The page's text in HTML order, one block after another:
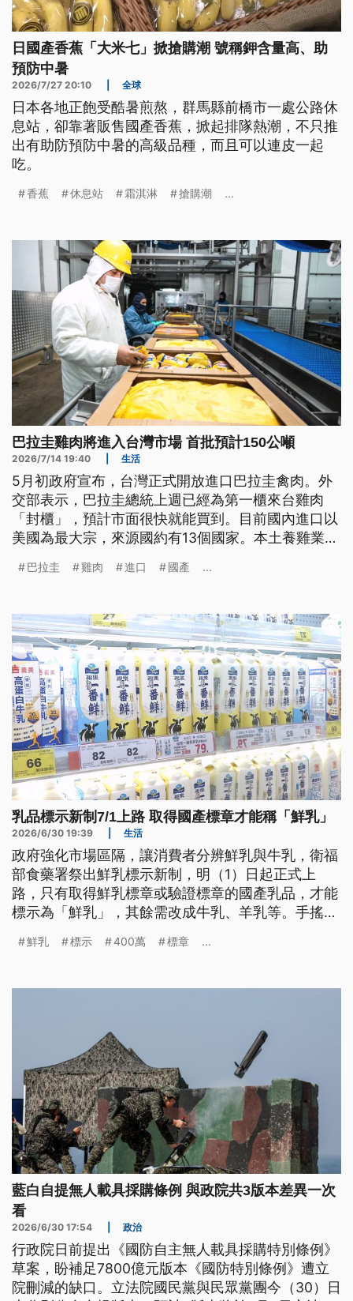
日國產香蕉「大米七」掀搶購潮 號稱鉀含量高、助
預防中暑
2026/7/27 20:10 全球
日本各地正飽受酷暑煎熬，群馬縣前橋市一處公路休
息站，卻靠著販售國產香蕉，掀起排隊熱潮，不只推
出有助防預防中暑的高級品種，而且可以連皮一起
吃。
香蕉 休息站 霜淇淋 搶購潮 ...
巴拉圭雞肉將進入台灣市場 首批預計150公噸
2026/7/14 19:40 生活
5月初政府宣布，台灣正式開放進口巴拉圭禽肉。外
交部表示，巴拉圭總統上週已經為第一櫃來台雞肉
「封櫃」，預計市面很快就能買到。目前國內進口以
美國為最大宗，來源國約有13個國家。本土養雞業者
所區分，影響不大。一般民眾則認為，以口感來說，
巴拉圭 雞肉 進口 國產 ...
乳品標示新制7/1上路 取得國產標章才能稱「鮮乳」
2026/6/30 19:39 生活
政府強化市場區隔，讓消費者分辨鮮乳與牛乳，衛福
部食藥署祭出鮮乳標示新制，明（1）日起正式上
路，只有取得鮮乳標章或驗證標章的國產乳品，才能
標示為「鮮乳」，其餘需改成牛乳、羊乳等。手搖飲
如果標示不實，最重可罰400萬元。
鮮乳 標示 400萬 標章 ...
藍白自提無人載具採購條例 與政院共3版本差異一次
看
2026/6/30 17:54 政治
行政院日前提出《國防自主無人載具採購特別條例》
草案，盼補足7800億元版本《國防特別條例》遭立
院刪減的缺口。立法院國民黨與民眾黨團今（30）日